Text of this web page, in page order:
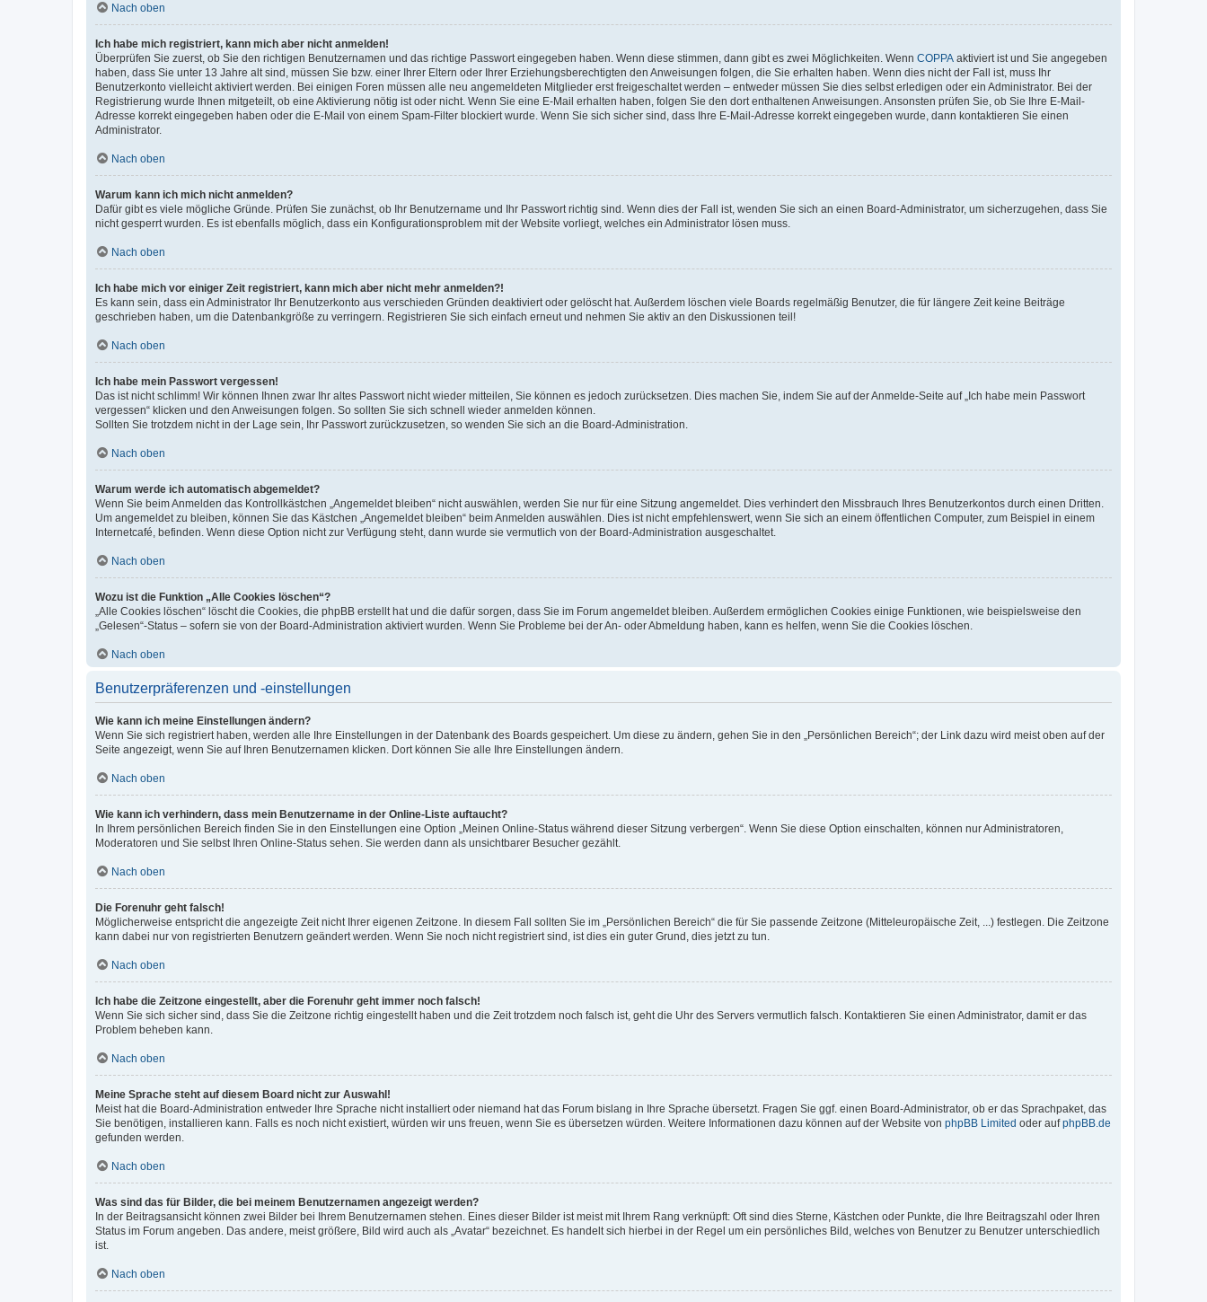
Nach oben
Ich habe mich registriert, kann mich aber nicht anmelden!
Überprüfen Sie zuerst, ob Sie den richtigen Benutzernamen und das richtige Passwort eingegeben haben. Wenn diese stimmen, dann gibt es zwei Möglichkeiten. Wenn COPPA aktiviert ist und Sie angegeben
haben, dass Sie unter 13 Jahre alt sind, müssen Sie bzw. einer Ihrer Eltern oder Ihrer Erziehungsberechtigten den Anweisungen folgen, die Sie erhalten haben. Wenn dies nicht der Fall ist, muss Ihr
Benutzerkonto vielleicht aktiviert werden. Bei einigen Foren müssen alle neu angemeldeten Mitglieder erst freigeschaltet werden – entweder müssen Sie dies selbst erledigen oder ein Administrator. Bei der
Registrierung wurde Ihnen mitgeteilt, ob eine Aktivierung nötig ist oder nicht. Wenn Sie eine E-Mail erhalten haben, folgen Sie den dort enthaltenen Anweisungen. Ansonsten prüfen Sie, ob Sie Ihre E-Mail-
Adresse korrekt eingegeben haben oder die E-Mail von einem Spam-Filter blockiert wurde. Wenn Sie sich sicher sind, dass Ihre E-Mail-Adresse korrekt eingegeben wurde, dann kontaktieren Sie einen
Administrator.
Nach oben
Warum kann ich mich nicht anmelden?
Dafür gibt es viele mögliche Gründe. Prüfen Sie zunächst, ob Ihr Benutzername und Ihr Passwort richtig sind. Wenn dies der Fall ist, wenden Sie sich an einen Board-Administrator, um sicherzugehen, dass Sie
nicht gesperrt wurden. Es ist ebenfalls möglich, dass ein Konfigurationsproblem mit der Website vorliegt, welches ein Administrator lösen muss.
Nach oben
Ich habe mich vor einiger Zeit registriert, kann mich aber nicht mehr anmelden?!
Es kann sein, dass ein Administrator Ihr Benutzerkonto aus verschieden Gründen deaktiviert oder gelöscht hat. Außerdem löschen viele Boards regelmäßig Benutzer, die für längere Zeit keine Beiträge
geschrieben haben, um die Datenbankgröße zu verringern. Registrieren Sie sich einfach erneut und nehmen Sie aktiv an den Diskussionen teil!
Nach oben
Ich habe mein Passwort vergessen!
Das ist nicht schlimm! Wir können Ihnen zwar Ihr altes Passwort nicht wieder mitteilen, Sie können es jedoch zurücksetzen. Dies machen Sie, indem Sie auf der Anmelde-Seite auf „Ich habe mein Passwort
vergessen“ klicken und den Anweisungen folgen. So sollten Sie sich schnell wieder anmelden können.
Sollten Sie trotzdem nicht in der Lage sein, Ihr Passwort zurückzusetzen, so wenden Sie sich an die Board-Administration.
Nach oben
Warum werde ich automatisch abgemeldet?
Wenn Sie beim Anmelden das Kontrollkästchen „Angemeldet bleiben“ nicht auswählen, werden Sie nur für eine Sitzung angemeldet. Dies verhindert den Missbrauch Ihres Benutzerkontos durch einen Dritten.
Um angemeldet zu bleiben, können Sie das Kästchen „Angemeldet bleiben“ beim Anmelden auswählen. Dies ist nicht empfehlenswert, wenn Sie sich an einem öffentlichen Computer, zum Beispiel in einem
Internetcafé, befinden. Wenn diese Option nicht zur Verfügung steht, dann wurde sie vermutlich von der Board-Administration ausgeschaltet.
Nach oben
Wozu ist die Funktion „Alle Cookies löschen“?
„Alle Cookies löschen“ löscht die Cookies, die phpBB erstellt hat und die dafür sorgen, dass Sie im Forum angemeldet bleiben. Außerdem ermöglichen Cookies einige Funktionen, wie beispielsweise den
„Gelesen“-Status – sofern sie von der Board-Administration aktiviert wurden. Wenn Sie Probleme bei der An- oder Abmeldung haben, kann es helfen, wenn Sie die Cookies löschen.
Nach oben
Benutzerpräferenzen und -einstellungen
Wie kann ich meine Einstellungen ändern?
Wenn Sie sich registriert haben, werden alle Ihre Einstellungen in der Datenbank des Boards gespeichert. Um diese zu ändern, gehen Sie in den „Persönlichen Bereich“; der Link dazu wird meist oben auf der
Seite angezeigt, wenn Sie auf Ihren Benutzernamen klicken. Dort können Sie alle Ihre Einstellungen ändern.
Nach oben
Wie kann ich verhindern, dass mein Benutzername in der Online-Liste auftaucht?
In Ihrem persönlichen Bereich finden Sie in den Einstellungen eine Option „Meinen Online-Status während dieser Sitzung verbergen“. Wenn Sie diese Option einschalten, können nur Administratoren,
Moderatoren und Sie selbst Ihren Online-Status sehen. Sie werden dann als unsichtbarer Besucher gezählt.
Nach oben
Die Forenuhr geht falsch!
Möglicherweise entspricht die angezeigte Zeit nicht Ihrer eigenen Zeitzone. In diesem Fall sollten Sie im „Persönlichen Bereich“ die für Sie passende Zeitzone (Mitteleuropäische Zeit, ...) festlegen. Die Zeitzone
kann dabei nur von registrierten Benutzern geändert werden. Wenn Sie noch nicht registriert sind, ist dies ein guter Grund, dies jetzt zu tun.
Nach oben
Ich habe die Zeitzone eingestellt, aber die Forenuhr geht immer noch falsch!
Wenn Sie sich sicher sind, dass Sie die Zeitzone richtig eingestellt haben und die Zeit trotzdem noch falsch ist, geht die Uhr des Servers vermutlich falsch. Kontaktieren Sie einen Administrator, damit er das
Problem beheben kann.
Nach oben
Meine Sprache steht auf diesem Board nicht zur Auswahl!
Meist hat die Board-Administration entweder Ihre Sprache nicht installiert oder niemand hat das Forum bislang in Ihre Sprache übersetzt. Fragen Sie ggf. einen Board-Administrator, ob er das Sprachpaket, das
Sie benötigen, installieren kann. Falls es noch nicht existiert, würden wir uns freuen, wenn Sie es übersetzen würden. Weitere Informationen dazu können auf der Website von phpBB Limited oder aufphpBB.de
gefunden werden.
Nach oben
Was sind das für Bilder, die bei meinem Benutzernamen angezeigt werden?
In der Beitragsansicht können zwei Bilder bei Ihrem Benutzernamen stehen. Eines dieser Bilder ist meist mit Ihrem Rang verknüpft: Oft sind dies Sterne, Kästchen oder Punkte, die Ihre Beitragszahl oder Ihren
Status im Forum angeben. Das andere, meist größere, Bild wird auch als „Avatar“ bezeichnet. Es handelt sich hierbei in der Regel um ein persönliches Bild, welches von Benutzer zu Benutzer unterschiedlich
ist.
Nach oben